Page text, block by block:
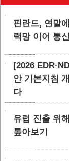
핀란드, 연말
력망 이어 통
[2026
안 기본지침
다
유럽 진출 위
톺아보기